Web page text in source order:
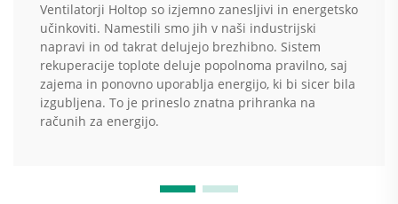
Ventilatorji Holtop so izjemno zanesljivi in energetsko
učinkoviti. Namestili smo jih v naši industrijski
napravi in od takrat delujejo brezhibno. Sistem
rekuperacije toplote deluje popolnoma pravilno, saj
zajema in ponovno uporablja energijo, ki bi sicer bila
izgubljena. To je prineslo znatna prihranka na
računih za energijo.